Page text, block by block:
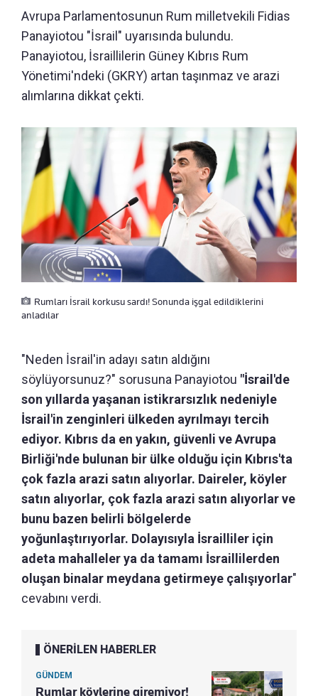
Avrupa Parlamentosunun Rum milletvekili Fidias
Panayiotou "İsrail" uyarısında bulundu.
Panayiotou, İsraillilerin Güney Kıbrıs Rum
Yönetimi'ndeki (GKRY) artan taşınmaz ve arazi
alımlarına dikkat çekti.
Rumları İsrail korkusu sardı! Sonunda işgal edildiklerini
anladılar
"Neden İsrail'in adayı satın aldığını
söylüyorsunuz?" sorusuna Panayiotou "İsrail'de
son yıllarda yaşanan istikrarsızlık nedeniyle
İsrail'in zenginleri ülkeden ayrılmayı tercih
ediyor. Kıbrıs da en yakın, güvenli ve Avrupa
Birliği'nde bulunan bir ülke olduğu için Kıbrıs'ta
çok fazla arazi satın alıyorlar. Daireler, köyler
satın alıyorlar, çok fazla arazi satın alıyorlar ve
bunu bazen belirli bölgelerde
yoğunlaştırıyorlar. Dolayısıyla İsrailliler için
adeta mahalleler ya da tamamı İsraillilerden
oluşan binalar meydana getirmeye çalışıyorlar"
cevabını verdi.
ÖNERİLEN HABERLER
GÜNDEM
Rumlar köylerine giremiyor!